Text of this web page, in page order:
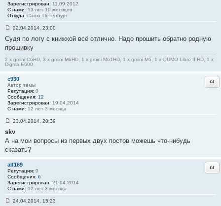
Зарегистрирован: 11.09.2012
С нами: 13 лет 10 месяцев
Откуда: Санкт-Петербург
о
о
б
щ
е
н
е
#
9
22.04.2014, 23:00
Судя по логу с книжкой всё отлично. Надо прошить обратно родную
прошивку
2 x gmini C6HD, 3 x gmini M6HD, 1 x gmini M61HD, 1 x gmini M5, 1 x QUMO Libro II HD, 1 x
Digma E600
c930
Автор темы
Репутация: 0
Сообщения: 12
Зарегистрирован: 19.04.2014
С нами: 12 лет 3 месяца
о
б
щ
н
и
е
#
1
0
23.04.2014, 20:39
skv
А на мои вопросы из первых двух постов можешь что-нибудь
сказать?
alf169
Репутация: 0
Сообщения: 6
Зарегистрирован: 21.04.2014
С нами: 12 лет 3 месяца
24.04.2014, 15:23